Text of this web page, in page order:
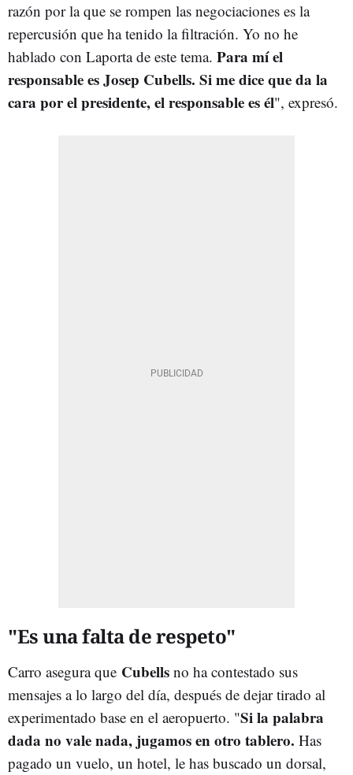
razón por la que se rompen las negociaciones es la
repercusión que ha tenido la filtración. Yo no he
hablado con Laporta de este tema. Para mí el
responsable es Josep Cubells. Si me dice que da la
cara por el presidente, el responsable es él", expresó.
"Es una falta de respeto"
Carro asegura que Cubells no ha contestado sus
mensajes a lo largo del día, después de dejar tirado al
experimentado base en el aeropuerto. "Si la palabra
dada no vale nada, jugamos en otro tablero. Has
pagado un vuelo, un hotel, le has buscado un dorsal,